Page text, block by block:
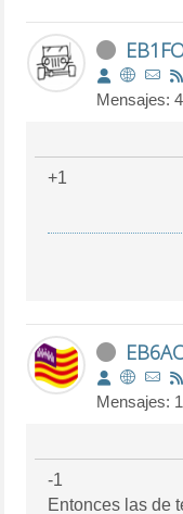
Mensajes:
+1
Mensajes:
-1
Entonces las de